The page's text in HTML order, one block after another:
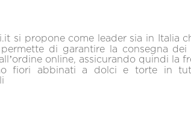
si propone come leader sia in Italia
di garantire la consegna
online, assicurando quindi la
fiori abbinati a dolci e torte in